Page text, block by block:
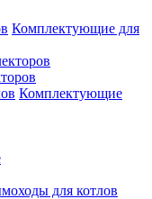
Комплектующие для
Комплектующие
для котлов